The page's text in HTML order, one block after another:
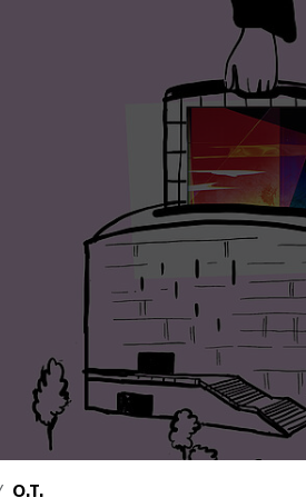
O.T.